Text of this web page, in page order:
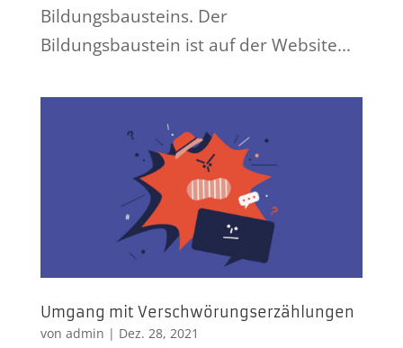
Bildungsbausteins. Der
Bildungsbaustein ist auf der Website...
Umgang mit Verschwörungserzählungen
von admin | Dez. 28, 2021